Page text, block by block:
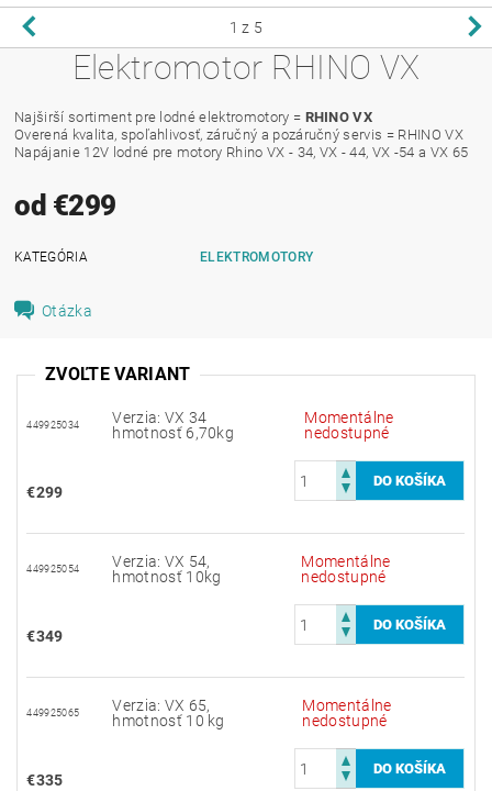
1 z 5
Elektromotor RHINO VX
Najširší sortiment pre lodné elektromotory = RHINO VX
Overená kvalita, spoľahlivosť, záručný a pozáručný servis = RHINO VX
Napájanie 12V lodné pre motory Rhino VX - 34, VX - 44, VX -54 a VX 65
od €299
KATEGÓRIA ELEKTROMOTORY
Otázka
ZVOĽTE VARIANT
449925034
Verzia: VX 34
hmotnosť 6,70kg
Momentálne
nedostupné
€299
449925054
Verzia: VX 54,
hmotnosť 10kg
Momentálne
nedostupné
€349
449925065
Verzia: VX 65,
hmotnosť 10 kg
Momentálne
nedostupné
€335